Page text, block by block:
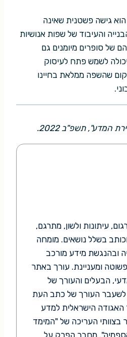
הוא גישה פשטנית שאינה
והעיבוד של שפות אנושיות
של סופרים מיומנים גם
לשמש פתח לעיסוק
שהשפה ממלאת בחיינו
המדע", תשפ"ב 2022.
עיתונות ולשון, מתרגם,
בשלל נושאים. מומחה
ובהנגשת מידע מורכב
ומעניינת. עורך באתר
הבעלים והעורך של
לשעבר העורך של כתב העת
האגודה הישראלית למדע
בצוותי העריכה של "המימד
מחבר הפרק על